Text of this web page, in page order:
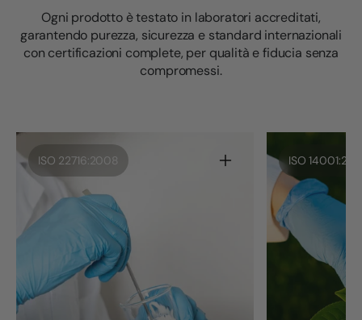
Ogni prodotto è testato in laboratori accreditati,
garantendo purezza, sicurezza e standard internazionali
con certificazioni complete, per qualità e fiducia senza
compromessi.
ISO 22716:2008 ISO